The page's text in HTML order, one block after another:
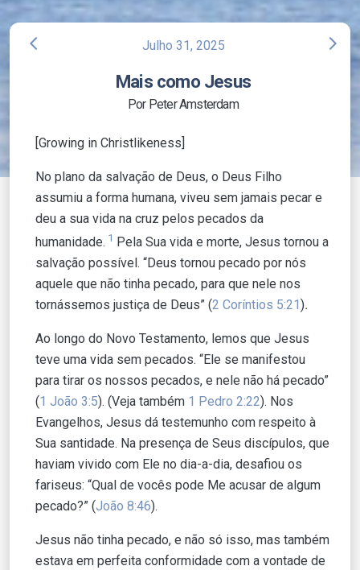
arrow_back_ios Julho 31, 2025 arrow_forward_ios
Mais como Jesus
Por Peter Amsterdam
[Growing in Christlikeness]
No plano da salvação de Deus, o Deus Filho
assumiu a forma humana, viveu sem jamais pecar e
deu a sua vida na cruz pelos pecados da
humanidade. 1 Pela Sua vida e morte, Jesus tornou a
salvação possível. “Deus tornou pecado por nós
aquele que não tinha pecado, para que nele nos
tornássemos justiça de Deus” (2 Coríntios 5:21).
Ao longo do Novo Testamento, lemos que Jesus
teve uma vida sem pecados. “Ele se manifestou
para tirar os nossos pecados, e nele não há pecado”
(1 João 3:5). (Veja também 1 Pedro 2:22). Nos
Evangelhos, Jesus dá testemunho com respeito à
Sua santidade. Na presença de Seus discípulos, que
haviam vivido com Ele no dia-a-dia, desafiou os
fariseus: “Qual de vocês pode Me acusar de algum
pecado?” (João 8:46).
Jesus não tinha pecado, e não só isso, mas também
estava em perfeita conformidade com a vontade de